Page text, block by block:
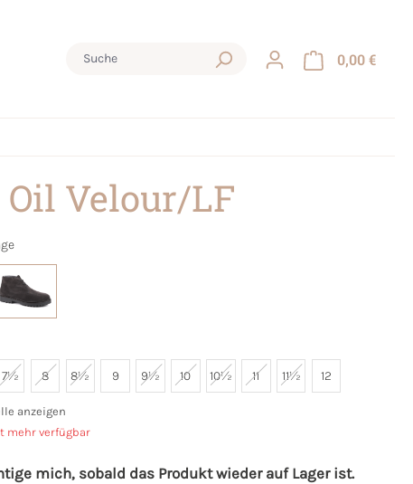
0,00 €
Oil Velour/LF
7½ 8 8½ 9 9½ 10 10½ 11 11½ 12
anzeigen
mehr verfügbar
mich, sobald das Produkt wieder auf Lager ist.